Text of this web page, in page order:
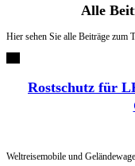
Alle
Hier sehen Sie alle Beiträge zum
Rostschutz für
Weltreisemobile und